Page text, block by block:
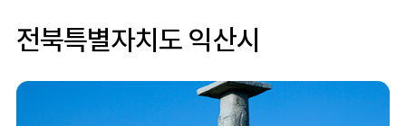
황등석산과 전망대 ©익산시
전북특별자치도 익산시